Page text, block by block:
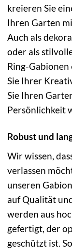
kreieren Sie
Ihren Garten
Auch als
oder als
Ring-Gabionen
Sie Ihrer
Sie Ihren
Persönlichkeit
Robust und
Wir wissen,
verlassen
unseren
auf Qualität
werden aus
gefertigt, der
geschützt ist.